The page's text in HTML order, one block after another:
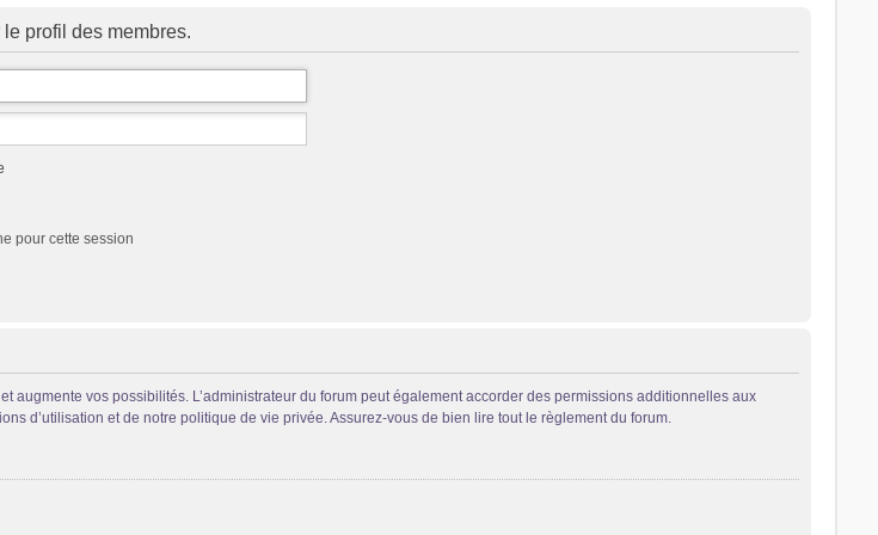
profil des membres.
pour cette session
augmente vos possibilités. L’administrateur du forum peut également accorder des permissions additionnelles aux
d’utilisation et de notre politique de vie privée. Assurez-vous de bien lire tout le règlement du forum.